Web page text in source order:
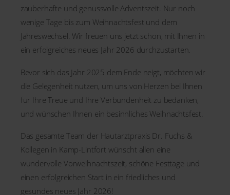
zauberhafte und genussvolle Adventszeit. Nur noch
wenige Tage bis zum Weihnachtsfest und dem
Jahreswechsel. Wir freuen uns jetzt schon, mit Ihnen in
ein erfolgreiches neues Jahr 2026 durchzustarten.
Bevor sich das Jahr 2025 dem Ende neigt, möchten wir
die Gelegenheit nutzen, um uns von Herzen bei Ihnen
für Ihre Treue und Ihre Verbundenheit zu bedanken,
und wünschen Ihnen ein besinnliches Weihnachtsfest.
Das gesamte Team der Hautarztpraxis Dr. Fuchs &
Kollegen in Kamp-Lintfort wünscht allen eine
wundervolle Vorweihnachtszeit, schöne Festtage und
einen erfolgreichen Start in ein friedliches und
gesundes neues Jahr 2026!